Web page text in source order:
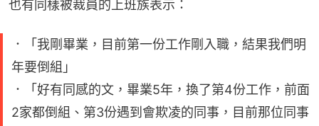
也有同樣被裁員的上班族表示：
．「我剛畢業，目前第一份工作剛入職，結果我們明
年要倒組」
．「好有同感的文，畢業5年，換了第4份工作，前面
2家都倒組、第3份遇到會欺凌的同事，目前那位同事